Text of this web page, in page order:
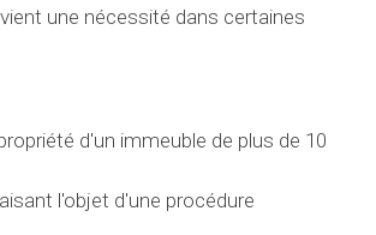
une nécessité dans certaines
d'un immeuble de plus de 10
l'objet d'une procédure